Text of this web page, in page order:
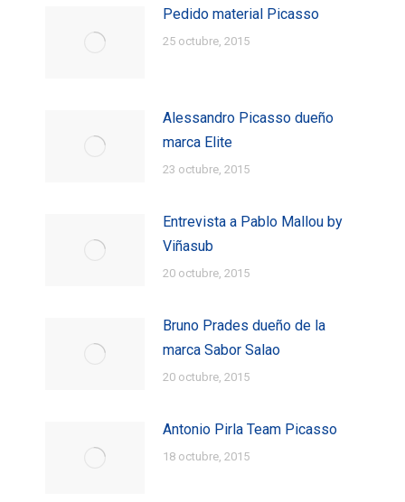
Pedido material Picasso
25 octubre, 2015
Alessandro Picasso dueño
marca Elite
23 octubre, 2015
Entrevista a Pablo Mallou by
Viñasub
20 octubre, 2015
Bruno Prades dueño de la
marca Sabor Salao
20 octubre, 2015
Antonio Pirla Team Picasso
18 octubre, 2015